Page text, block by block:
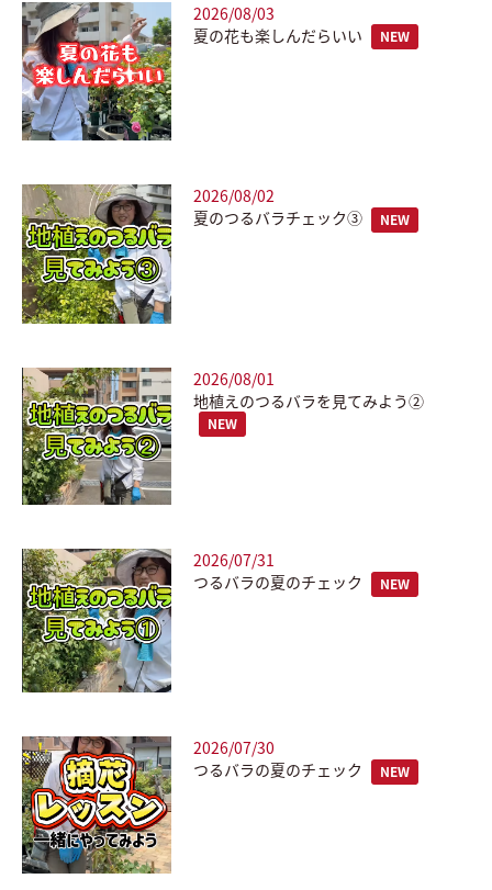
2026/08/03
夏の花も楽しんだらいい
NEW
2026/08/02
夏のつるバラチェック③
NEW
2026/08/01
地植えのつるバラを見てみよう②
NEW
2026/07/31
つるバラの夏のチェック
NEW
2026/07/30
つるバラの夏のチェック
NEW